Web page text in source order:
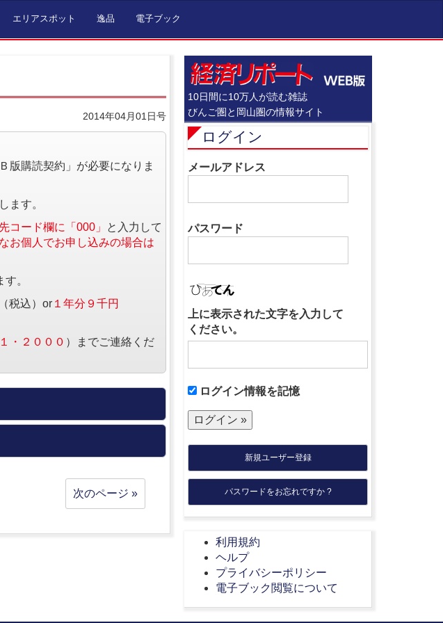
エリアスポット 逸品 電子ブック
2014年04月01日号
版購読契約」が必要になりま
ます。
コード欄に「000」
と入力して
なお個人でお申し込みの場合は
。
（税込）or １年分９千円
・２０００ ）までご連絡くだ
次のページ »
10日間に10万人が読む雑誌
びんご圏と岡山圏の情報サイト
ログイン
メールアドレス
パスワード
上に表示された文字を入力して
ください。
ログイン情報を記憶
新規ユーザー登録
パスワードをお忘れですか ?
利用規約
ヘルプ
プライバシーポリシー
電子ブック閲覧について